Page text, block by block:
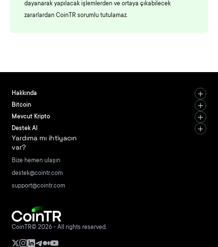
dayanarak yapılacak işlemlerden ve ortaya çıkabilecek
zararlardan CoinTR sorumlu tutulamaz.
Hakkında
Bitcoin
Mevcut Kripto
Destek Al
Yardıma mı ihtiyacın
var?
Bize hemen ulaşın
destek@cointr.com
support@cointr.com
CoinTR© 2026 - All rights reserved.